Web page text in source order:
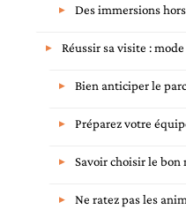
Des immersions
Réussir sa visite :
Bien anticiper le
Préparez votre
Savoir choisir le bon
Ne ratez pas les